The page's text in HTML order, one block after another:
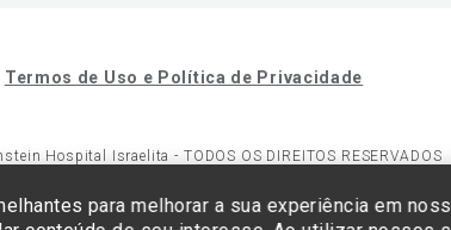
Termos de Uso e Política de Privacidade
Hospital Israelita - TODOS OS DIREITOS RESERVADOS
para melhorar a sua experiência em